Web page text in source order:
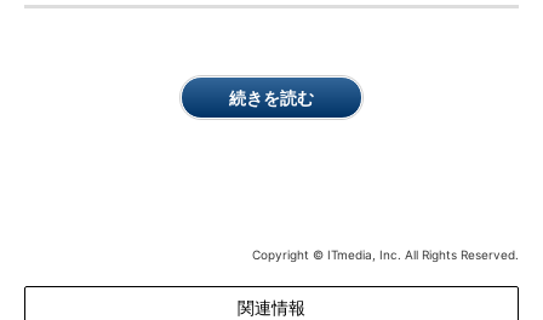
続きを読む
Copyright © ITmedia, Inc. All Rights Reserved.
関連情報